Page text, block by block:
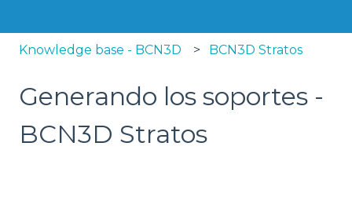
Knowledge base - BCN3D BCN3D Stratos
Generando los soportes -
BCN3D Stratos